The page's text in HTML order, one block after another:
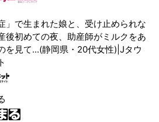
」で生まれた娘と、受け止められな
後初めての夜、助産師がミルクをあ
を見て...(静岡県・20代女性)|Jタウ